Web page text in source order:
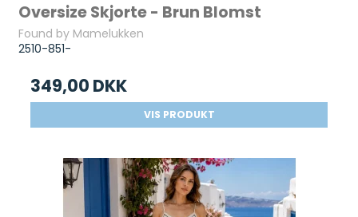
Oversize Skjorte - Brun Blomst
Found by Mamelukken
2510-851-
349,00 DKK
VIS PRODUKT